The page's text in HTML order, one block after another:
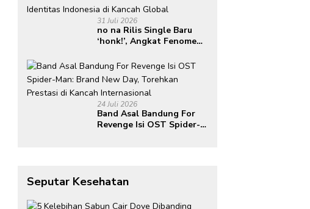
31 Juli 2026
no na Rilis Single Baru
‘honk!’, Angkat Fenomena
Perkuat Identitas
Indonesia di Kancah
Global
24 Juli 2026
Band Asal Bandung For
Revenge Isi OST Spider-
Seputar Kesehatan